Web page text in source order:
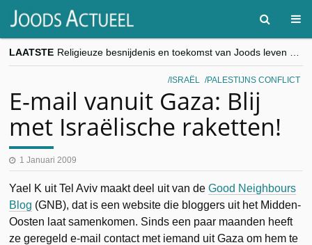
LAATSTE
“Besnijdenisdebat toont hoe moeilijk seculiere Westen minderheden begrijpt”, Jinnih Beels (Vooruit)
CITYTRIP | ROEMENIË – Boekarest: de verrassing van Oost-Europa
ISRAËL PALESTIJNS CONFLICT
E-mail vanuit Gaza: Blij
met Israëlische raketten!
1 Januari 2009
Yael K uit Tel Aviv maakt deel uit van deGood Neighbours
Blog (GNB), dat is een website die bloggers uit het Midden-
Oosten laat samenkomen. Sinds een paar maanden heeft
ze geregeld e-mail contact met iemand uit Gaza om hem te